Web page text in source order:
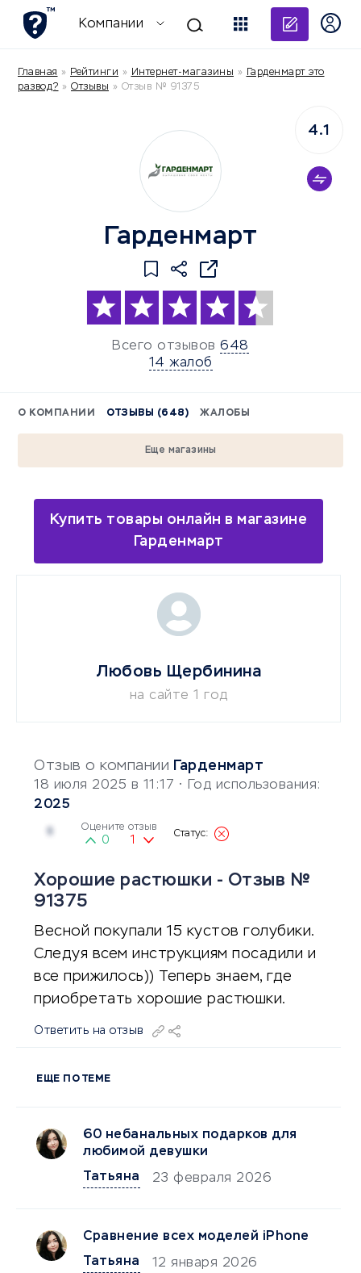
Компании
Главная » Рейтинги » Интернет-магазины »
Гарденмарт это
развод? » Отзывы » Отзыв № 91375
Гарденмарт
Всего отзывов 648
14 жалоб
4.1
О КОМПАНИИ ОТЗЫВЫ (648) ЖАЛОБЫ
Еще магазины
Купить товары онлайн в магазине
Гарденмарт
Отзыв о компании Гарденмарт
18 июля 2025 в 11:17 • Год использования:
2025
Оцените отзыв
0 1
Хорошие растюшки - Отзыв №
91375
Весной покупали 15 кустов голубики.
Следуя всем инструкциям посадили и
все прижилось)) Теперь знаем, где
приобретать хорошие растюшки.
Ответить на отзыв
ЕЩЕ ПО ТЕМЕ
60 небанальных подарков для
любимой девушки
Татьяна
23 февраля 2026
Сравнение всех моделей iPhone
Татьяна
12 января 2026
Любовь Щербинина
на сайте 1 год